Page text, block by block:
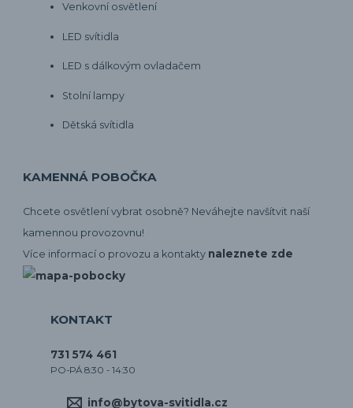
Venkovní osvětlení
LED svítidla
LED s dálkovým ovladačem
Stolní lampy
Dětská svítidla
KAMENNÁ POBOČKA
Chcete osvětlení vybrat osobně? Neváhejte navšítvit naší
kamennou provozovnu!
Více informací o provozu a kontakty naleznete zde
KONTAKT
731 574 461
PO-PÁ 8:30 - 14:30
info@bytova-svitidla.cz